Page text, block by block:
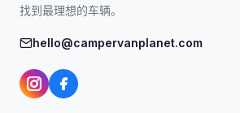
找到最理想的车辆。
hello@campervanplanet.com